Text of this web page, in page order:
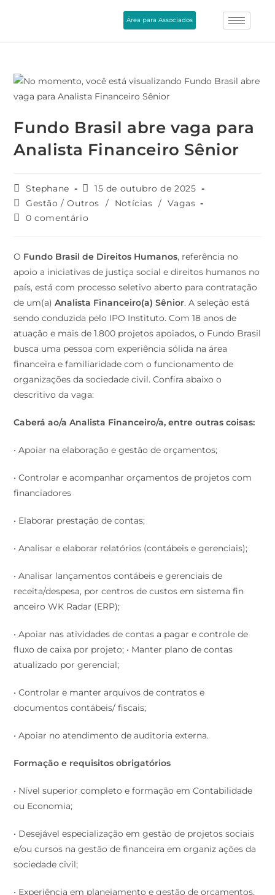
Área para Associados
Fundo Brasil abre vaga para
Analista Financeiro Sênior
Stephane
15 de outubro de 2025
Gestão / Outros
/ Notícias / Vagas
0 comentário
O Fundo Brasil de Direitos Humanos, referência no
apoio a iniciativas de justiça social e direitos humanos no
país, está com processo seletivo aberto para contratação
de um(a)Analista Financeiro(a) Sênior. A seleção está
sendo conduzida pelo IPO Instituto. Com 18 anos de
atuação e mais de 1.800 projetos apoiados, o Fundo Brasil
busca uma pessoa com experiência sólida na área
financeira e familiaridade com o funcionamento de
organizações da sociedade civil. Confira abaixo o
descritivo da vaga:
Caberá ao/a Analista Financeiro/a, entre outras coisas:
• Apoiar na elaboração e gestão de orçamentos;
• Controlar e acompanhar orçamentos de projetos com
financiadores
• Elaborar prestação de contas;
• Analisar e elaborar relatórios (contábeis e gerenciais);
• Analisar lançamentos contábeis e gerenciais de
receita/despesa, por centros de custos em sistema fin
anceiro WK Radar (ERP);
• Apoiar nas atividades de contas a pagar e controle de
fluxo de caixa por projeto; • Manter plano de contas
atualizado por gerencial;
• Controlar e manter arquivos de contratos e
documentos contábeis/ fiscais;
• Apoiar no atendimento de auditoria externa.
Formação e requisitos obrigatórios
• Nível superior completo e formação em Contabilidade
ou Economia;
• Desejável especialização em gestão de projetos sociais
e/ou cursos na gestão de financeira em organiz ações da
sociedade civil;
• Experiência em planejamento e gestão de orçamentos,